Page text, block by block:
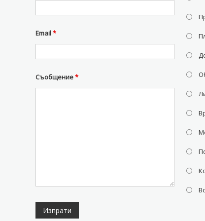
Email*
Съобщение*